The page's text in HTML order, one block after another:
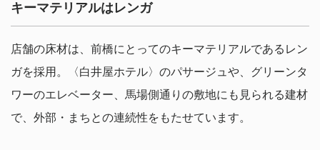
キーマテリアルはレンガ
店舗の床材は、前橋にとってのキーマテリアルであるレン
ガを採用。〈白井屋ホテル〉のパサージュや、グリーンタ
ワーのエレベーター、馬場側通りの敷地にも見られる建材
で、外部・まちとの連続性をもたせています。